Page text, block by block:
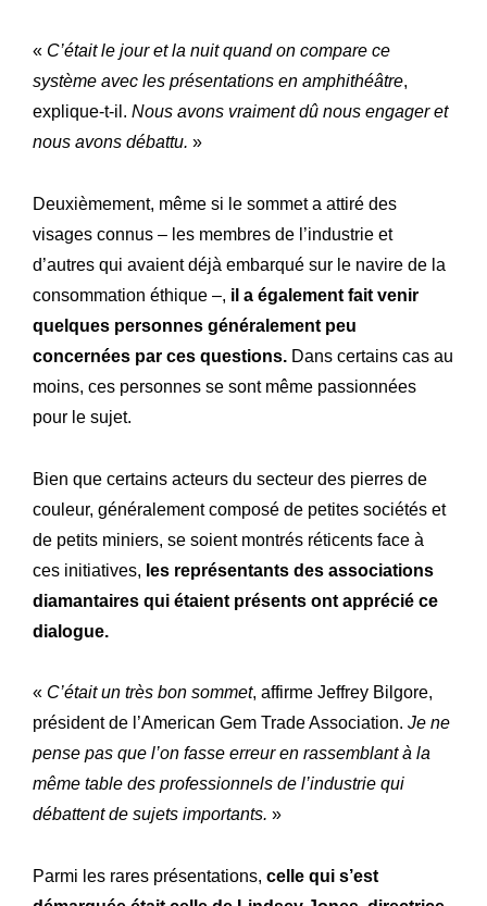
« C’était le jour et la nuit quand on compare ce
système avec les présentations en amphithéâtre,
explique-t-il. Nous avons vraiment dû nous engager et
nous avons débattu. »
Deuxièmement, même si le sommet a attiré des
visages connus – les membres de l’industrie et
d’autres qui avaient déjà embarqué sur le navire de la
consommation éthique –, il a également fait venir
quelques personnes généralement peu
concernées par ces questions. Dans certains cas au
moins, ces personnes se sont même passionnées
pour le sujet.
Bien que certains acteurs du secteur des pierres de
couleur, généralement composé de petites sociétés et
de petits miniers, se soient montrés réticents face à
ces initiatives, les représentants des associations
diamantaires qui étaient présents ont apprécié ce
dialogue.
« C’était un très bon sommet, affirme Jeffrey Bilgore,
président de l’American Gem Trade Association. Je ne
pense pas que l’on fasse erreur en rassemblant à la
même table des professionnels de l’industrie qui
débattent de sujets importants. »
Parmi les rares présentations, celle qui s’est